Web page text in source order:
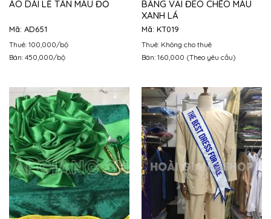
ÁO DÀI LỄ TÂN MÀU ĐỎ
Mã: AD651
Thuê: 100,000/bộ
Bán: 450,000/bộ
BĂNG VẢI ĐEO CHÉO MÀU
XANH LÁ
Mã: KT019
Thuê: Không cho thuê
Bán: 160,000 (Theo yêu cầu)